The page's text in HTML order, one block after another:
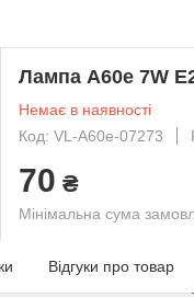
Лампа A60e 7W
Немає в наявності
Код: VL-A60e-07273
70 ₴
Мінімальна сума
Відгуки про товар